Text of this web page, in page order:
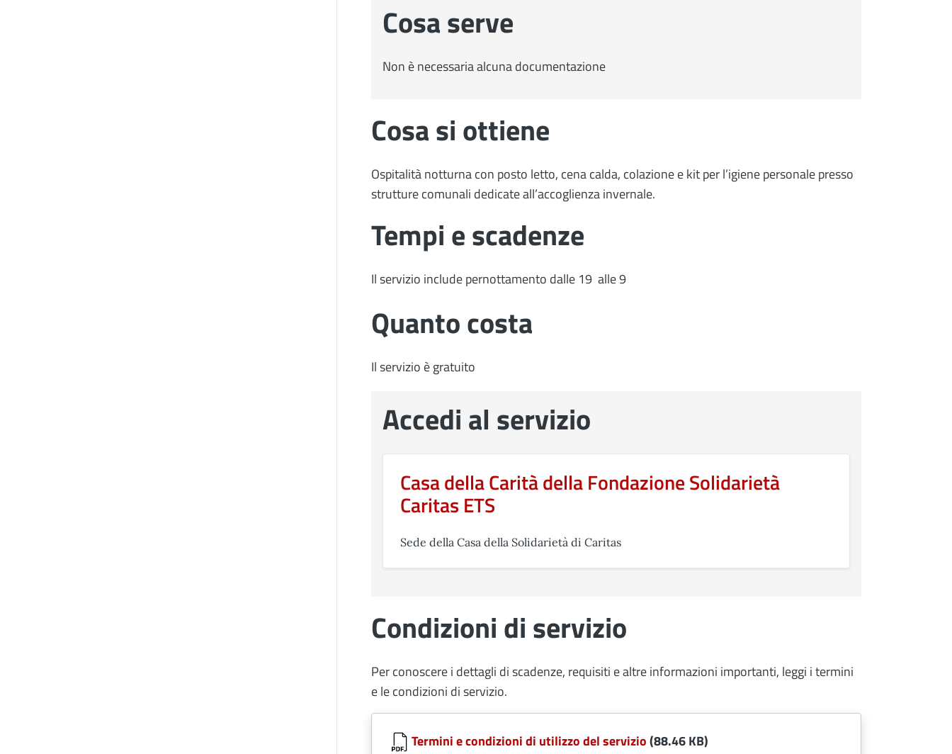
Cosa serve
Non è necessaria alcuna documentazione
Cosa si ottiene
Ospitalità notturna con posto letto, cena calda, colazione e kit per l’igiene personale presso
strutture comunali dedicate all’accoglienza invernale.
Tempi e scadenze
Il servizio include pernottamento dalle 19 alle 9
Quanto costa
Il servizio è gratuito
Accedi al servizio
Casa della Carità della Fondazione Solidarietà
Caritas ETS
Sede della Casa della Solidarietà di Caritas
Condizioni di servizio
Per conoscere i dettagli di scadenze, requisiti e altre informazioni importanti, leggi i termini
e le condizioni di servizio.
Document
Termini e condizioni di utilizzo del servizio(88.46 KB)